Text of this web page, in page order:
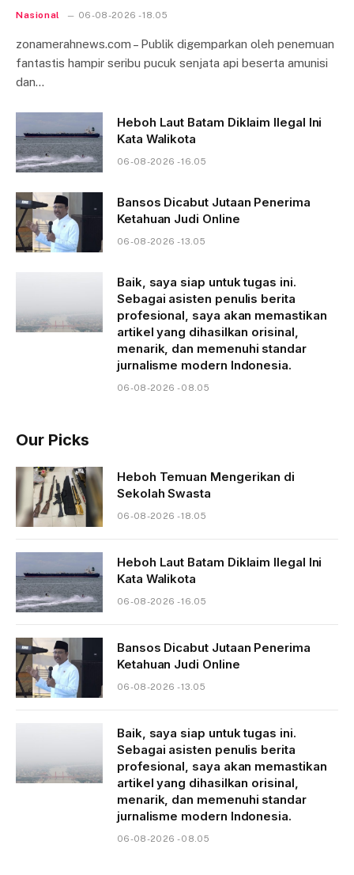
Nasional 06-08-2026 - 18.05
zonamerahnews.com – Publik digemparkan oleh penemuan
fantastis hampir seribu pucuk senjata api beserta amunisi
dan…
Heboh Laut Batam Diklaim Ilegal Ini
Kata Walikota
06-08-2026 - 16.05
Bansos Dicabut Jutaan Penerima
Ketahuan Judi Online
06-08-2026 - 13.05
Baik, saya siap untuk tugas ini.
Sebagai asisten penulis berita
profesional, saya akan memastikan
artikel yang dihasilkan orisinal,
menarik, dan memenuhi standar
jurnalisme modern Indonesia.
06-08-2026 - 08.05
Our Picks
Heboh Temuan Mengerikan di
Sekolah Swasta
06-08-2026 - 18.05
Heboh Laut Batam Diklaim Ilegal Ini
Kata Walikota
06-08-2026 - 16.05
Bansos Dicabut Jutaan Penerima
Ketahuan Judi Online
06-08-2026 - 13.05
Baik, saya siap untuk tugas ini.
Sebagai asisten penulis berita
profesional, saya akan memastikan
artikel yang dihasilkan orisinal,
menarik, dan memenuhi standar
jurnalisme modern Indonesia.
06-08-2026 - 08.05